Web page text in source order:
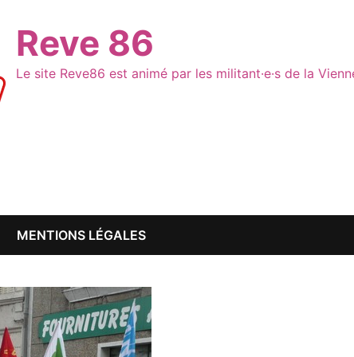
Reve 86
Le site Reve86 est animé par les militant·e·s de la
MENTIONS LÉGALES